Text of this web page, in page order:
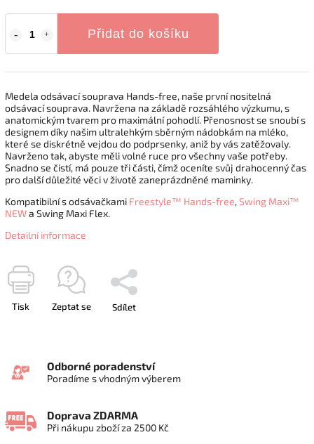
Přidat do košíku
Medela odsávací souprava Hands-free, naše první nositelná
odsávací souprava. Navržena na základě rozsáhlého výzkumu, s
anatomickým tvarem pro maximální pohodlí. Přenosnost se snoubí s
designem díky našim ultralehkým sběrným nádobkám na mléko,
které se diskrétně vejdou do podprsenky, aniž by vás zatěžovaly.
Navrženo tak, abyste měli volné ruce pro všechny vaše potřeby.
Snadno se čistí, má pouze tři části, čímž oceníte svůj drahocenný čas
pro další důležité věci v životě zaneprázdněné maminky.
Kompatibilní s odsávačkami Freestyle™ Hands-free,Swing Maxi™
NEWa Swing Maxi Flex.
Detailní informace
Tisk Zeptat se Sdílet
Odborné poradenství
Poradíme s vhodným výberem
Doprava ZDARMA
Při nákupu zboží za 2500 Kč